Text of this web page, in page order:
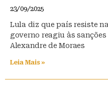
23/09/2025
Lula diz que país resiste
governo reagiu às
Alexandre de Moraes
Leia Mais »